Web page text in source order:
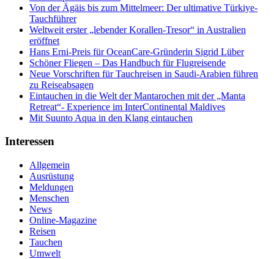
Von der Ägäis bis zum Mittelmeer: Der ultimative Türkiye-
Tauchführer
Weltweit erster „lebender Korallen-Tresor“ in Australien
eröffnet
Hans Erni-Preis für OceanCare-Gründerin Sigrid Lüber
Schöner Fliegen – Das Handbuch für Flugreisende
Neue Vorschriften für Tauchreisen in Saudi-Arabien führen
zu Reiseabsagen
Eintauchen in die Welt der Mantarochen mit der „Manta
Retreat“- Experience im InterContinental Maldives
Mit Suunto Aqua in den Klang eintauchen
Interessen
Allgemein
Ausrüstung
Meldungen
Menschen
News
Online-Magazine
Reisen
Tauchen
Umwelt